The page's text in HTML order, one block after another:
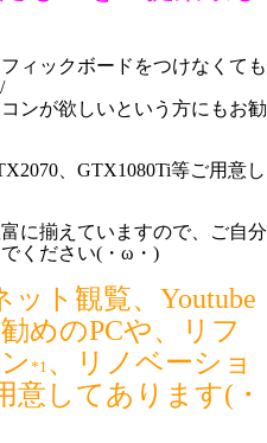
ィックボードをつけなくても
ンが欲しいという方にもお勧
、GTX1080Ti等ご用意し
に揃えていますので、ご自分
ください(・ω・)
ット観覧、Youtube
めのPCや、リフ
*1 、リノベーショ
意してあります(・